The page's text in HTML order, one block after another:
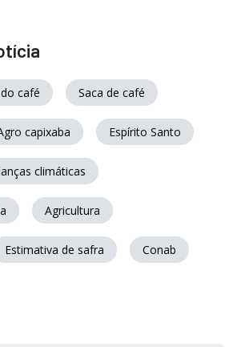
café Saca de café
capixaba Espírito Santo
climáticas
Agricultura
Estimativa de safra Conab